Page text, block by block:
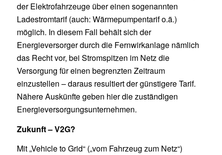
der Elektrofahrzeuge über einen sogenannten
Ladestromtarif (auch: Wärmepumpentarif o.ä.)
möglich. In diesem Fall behält sich der
Energieversorger durch die Fernwirkanlage nämlich
das Recht vor, bei Stromspitzen im Netz die
Versorgung für einen begrenzten Zeitraum
einzustellen – daraus resultiert der günstigere Tarif.
Nähere Auskünfte geben hier die zuständigen
Energieversorgungsunternehmen.
Zukunft – V2G?
Mit „Vehicle to Grid“ („vom Fahrzeug zum Netz“)